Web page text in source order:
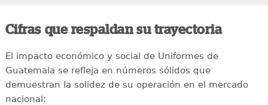
Cifras que respaldan su trayectoria
El impacto económico y social de Uniformes de
Guatemala se refleja en números sólidos que
demuestran la solidez de su operación en el mercado
nacional: